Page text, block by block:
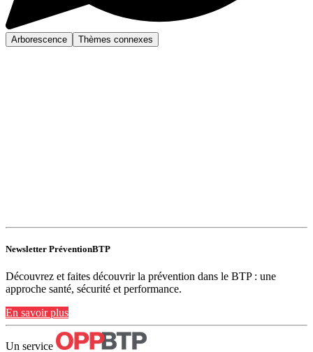
Arborescence Thèmes connexes
Newsletter PréventionBTP
Découvrez et faites découvrir la prévention dans le BTP : une
approche santé, sécurité et performance.
En savoir plus
Un service